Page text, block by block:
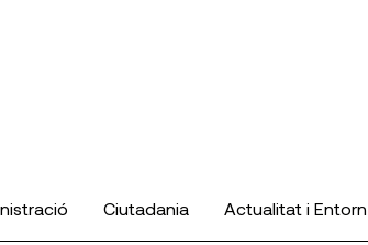
Ciutadania Actualitat i Entorn